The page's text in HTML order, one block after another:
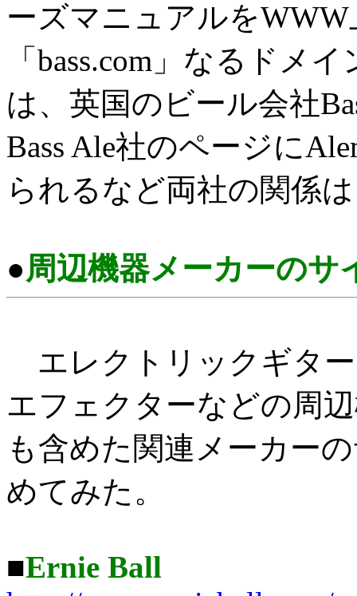
ーズマニュアルを
「bass.com」なるドメ
は、英国のビール会社
Bass Ale社のページに
られるなど両社の関係
●周辺機器メーカーのサ
エレクトリックギタ
エフェクターなどの周
も含めた関連メーカー
めてみた。
■Ernie Ball